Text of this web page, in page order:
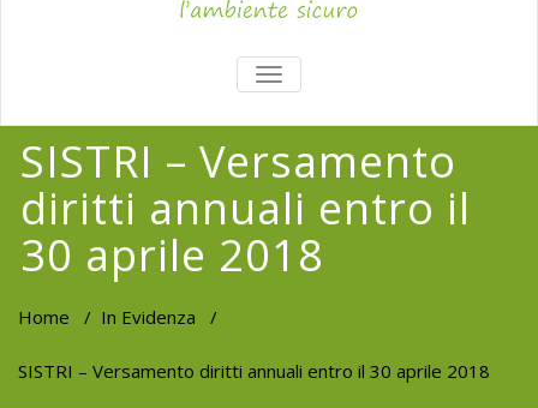
TOGGLE
NAVIGATION
SISTRI – Versamento
diritti annuali entro il
30 aprile 2018
Home / In Evidenza /
SISTRI – Versamento diritti annuali entro il 30 aprile 2018